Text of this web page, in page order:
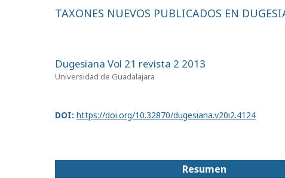
TAXONES NUEVOS PUBLICADOS EN
Dugesiana Vol 21 revista 2 2013
Universidad de Guadalajara
DOI: https://doi.org/10.32870/dugesiana.v20i2.4124
Resumen